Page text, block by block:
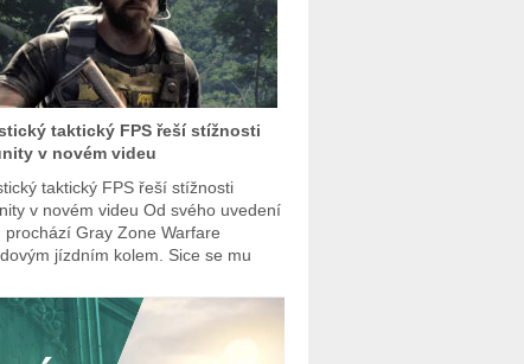
taktický FPS řeší stížnosti
v novém videu
taktický FPS řeší stížnosti
v novém videu Od svého uvedení
prochází Gray Zone Warfare
jízdním kolem. Sice se mu